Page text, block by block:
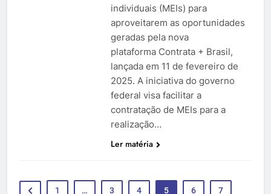
individuais (MEIs) para
aproveitarem as oportunidades
geradas pela nova
plataforma Contrata + Brasil,
lançada em 11 de fevereiro de
2025. A iniciativa do governo
federal visa facilitar a
contratação de MEIs para a
realização…
Ler matéria
1 … 3 4 5 6 7